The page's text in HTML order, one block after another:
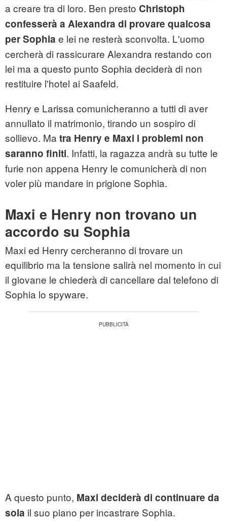
a creare tra di loro. Ben presto Christoph
confesserà a Alexandra di provare qualcosa
per Sophia e lei ne resterà sconvolta. L'uomo
cercherà di rassicurare Alexandra restando con
lei ma a questo punto Sophia deciderà di non
restituire l'hotel ai Saafeld.
Henry e Larissa comunicheranno a tutti di aver
annullato il matrimonio, tirando un sospiro di
sollievo. Ma tra Henry e Maxi i problemi non
saranno finiti. Infatti, la ragazza andrà su tutte le
furie non appena Henry le comunicherà di non
voler più mandare in prigione Sophia.
Maxi e Henry non trovano un
accordo su Sophia
Maxi ed Henry cercheranno di trovare un
equilibrio ma la tensione salirà nel momento in cui
il giovane le chiederà di cancellare dal telefono di
Sophia lo spyware.
A questo punto, Maxi deciderà di continuare da
sola il suo piano per incastrare Sophia.